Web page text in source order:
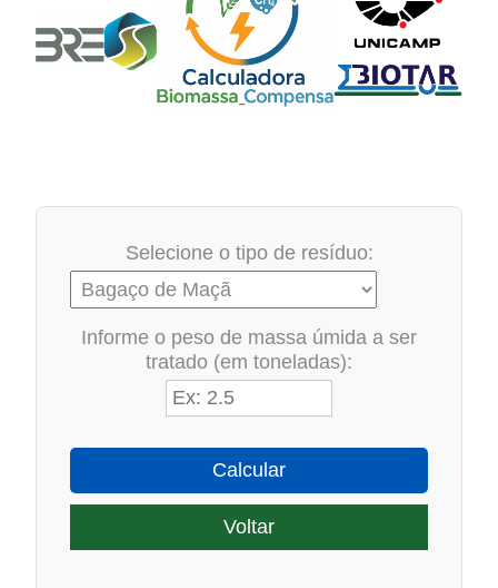
Selecione o tipo de resíduo:
Informe o peso de massa úmida a ser
tratado (em toneladas):
Calcular
Voltar